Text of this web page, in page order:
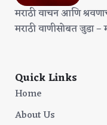
मराठी वाचन आणि
मराठी वाणीसोबत जुडा –
Quick Links
Home
About Us